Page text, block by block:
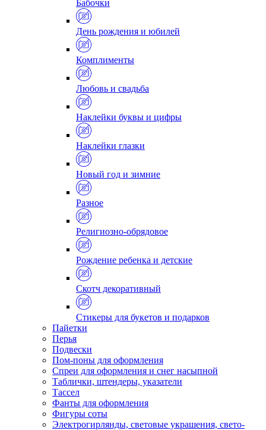
Бабочки
День рождения и юбилей
Комплименты
Любовь и свадьба
Наклейки буквы и цифры
Наклейки глазки
Новый год и зимние
Разное
Религиозно-обрядовое
Рождение ребенка и детские
Скотч декоративный
Стикеры для букетов и подарков
Пайетки
Перья
Подвески
Пом-поны для оформления
Спреи для оформления и снег насыпной
Таблички, штендеры, указатели
Тассел
Фанты для оформления
Фигуры соты
Электрогирлянды, световые украшения, свето-